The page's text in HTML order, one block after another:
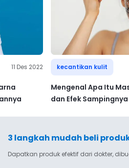
11 Des 2022 kecantikan kulit
Mengenal Apa Itu
dan Efek Sampingnya
3 langkah mudah beli
Dapatkan produk efektif dari dokter,